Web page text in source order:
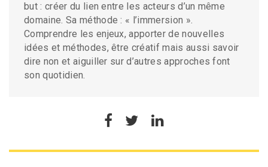
but : créer du lien entre les acteurs d’un même
domaine. Sa méthode : « l’immersion ».
Comprendre les enjeux, apporter de nouvelles
idées et méthodes, être créatif mais aussi savoir
dire non et aiguiller sur d’autres approches font
son quotidien.